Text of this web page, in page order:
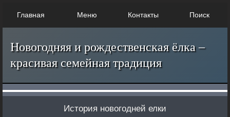
Главная Меню Контакты Поиск
Новогодняя и рождественская ёлка –
красивая семейная традиция
История новогодней елки